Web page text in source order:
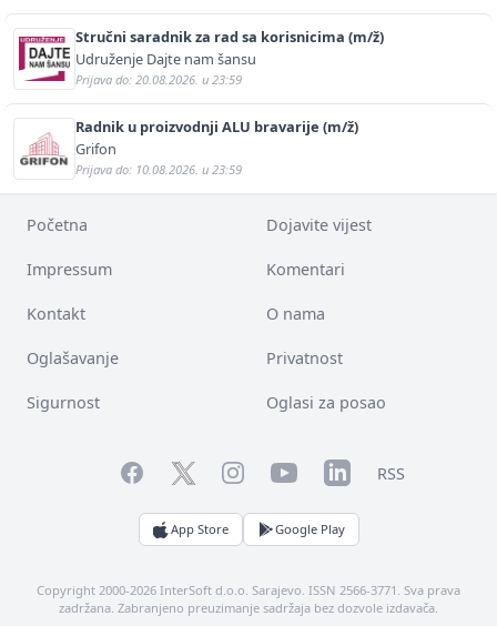
Stručni saradnik za rad sa korisnicima (m/ž)
Udruženje Dajte nam šansu
Prijava do: 20.08.2026. u 23:59
Radnik u proizvodnji ALU bravarije (m/ž)
Grifon
Prijava do: 10.08.2026. u 23:59
Početna Dojavite vijest
Impressum Komentari
Kontakt O nama
Oglašavanje Privatnost
Sigurnost Oglasi za posao
FacebookTwitterInstagramYouTubeLinkedInRSS
App Store Google Play
Copyright 2000-2026 InterSoft d.o.o. Sarajevo. ISSN 2566-3771. Sva prava
zadržana. Zabranjeno preuzimanje sadržaja bez dozvole izdavača.